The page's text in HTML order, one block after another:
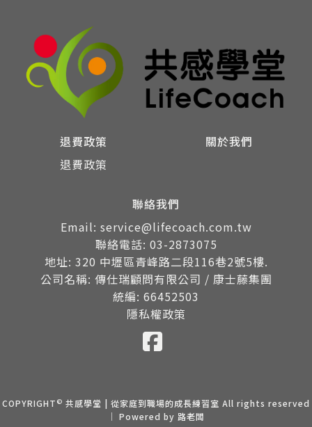
退費政策
退費政策
關於我們
聯絡我們
Email: service@lifecoach.com.tw
聯絡電話: 03-2873075
地址: 320 中壢區青峰路二段116巷2號5樓.
公司名稱: 傳仕瑞顧問有限公司 / 康士藤集團
統編: 66452503
隱私權政策
COPYRIGHT © 共感學堂 | 從家庭到職場的成長練習室 All rights reserved
｜ Powered by 路老闆